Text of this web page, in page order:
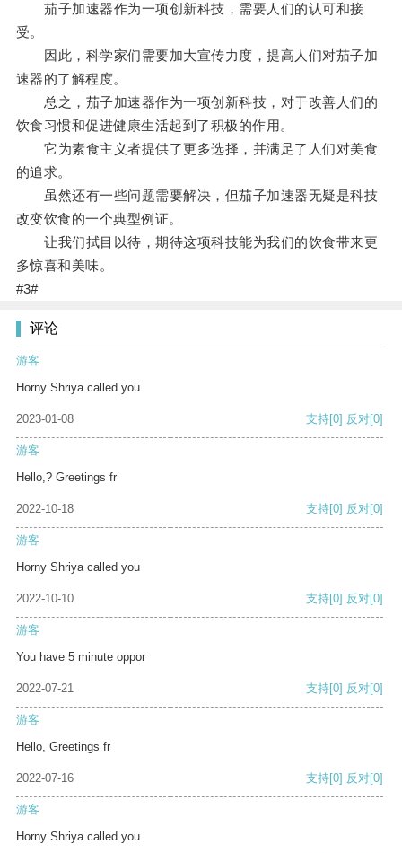
茄子加速器作为一项创新科技，需要人们的认可和接
受。
因此，科学家们需要加大宣传力度，提高人们对茄子加
速器的了解程度。
总之，茄子加速器作为一项创新科技，对于改善人们的
饮食习惯和促进健康生活起到了积极的作用。
它为素食主义者提供了更多选择，并满足了人们对美食
的追求。
虽然还有一些问题需要解决，但茄子加速器无疑是科技
改变饮食的一个典型例证。
让我们拭目以待，期待这项科技能为我们的饮食带来更
多惊喜和美味。
#3#
评论
游客
Horny Shriya called you
2023-01-08 支持[0] 反对[0]
游客
Hello,? Greetings fr
2022-10-18 支持[0] 反对[0]
游客
Horny Shriya called you
2022-10-10 支持[0] 反对[0]
游客
You have 5 minute oppor
2022-07-21 支持[0] 反对[0]
游客
Hello, Greetings fr
2022-07-16 支持[0] 反对[0]
游客
Horny Shriya called you